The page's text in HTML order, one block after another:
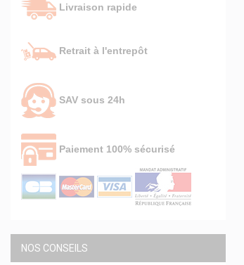
Livraison rapide
Retrait à l'entrepôt
SAV sous 24h
Paiement 100% sécurisé
NOS CONSEILS